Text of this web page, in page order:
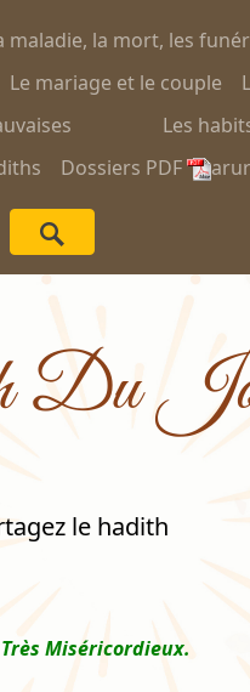
maladie, la mort, les
Le mariage et le couple
Les
Dossiers PDF
Du
le hadith
Miséricordieux.